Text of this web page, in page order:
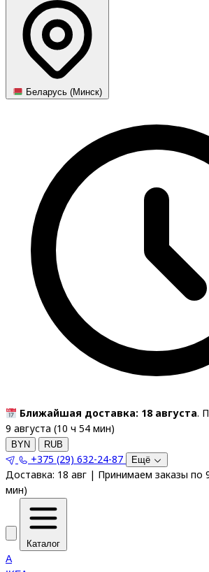
Беларусь (Минск)
Ближайшая доставка: 18 августа.
9 августа (10 ч 54 мин)
BYN RUB
+375 (29) 632-24-87 Ещё
Доставка: 18 авг | Принимаем заказы по
мин)
Каталог
A